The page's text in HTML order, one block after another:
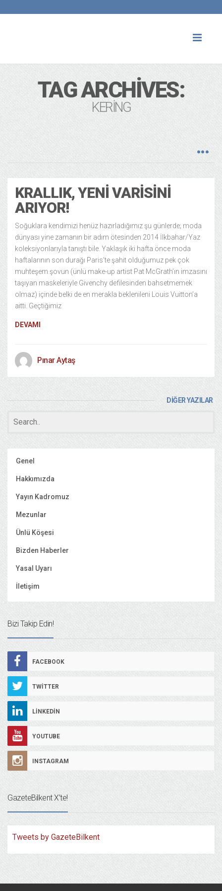
TAG ARCHIVES:
KERING
KRALLIK, YENI VARISINI
ARIYOR!
Soğuklara kendimizi henüz hazırladığımız şu günlerde; moda
dünyası yine zamanın bir adım ötesinden 2014 İlkbahar/Yaz
koleksiyonlarıyla tanıştı bile. Yaklaşık iki hafta önce moda
haftalarının son durağı Paris’te şahit olduğumuz pek çok
muhteşem şovun (ünlü make-up artist Pat McGrath’ın imzasını
taşıyan maskeleriyle Givenchy defilesinden bahsetmemek
olmaz) içinde belki de en merakla beklenileni Louis Vuitton’a
aitti. Geçtiğimiz
DEVAMI
Pınar Aytaş
DİĞER YAZILAR
Genel
Hakkımızda
Yayın Kadromuz
Mezunlar
Ünlü Köşesi
Bizden Haberler
Yasal Uyarı
İletişim
Bizi Takip Edin!
FACEBOOK
TWITTER
LINKEDIN
YOUTUBE
INSTAGRAM
GazeteBilkent X’te!
Tweets by GazeteBilkent